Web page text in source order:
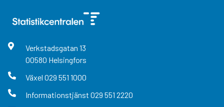
Verkstadsgatan 13
00580 Helsingfors
Växel 029 551 1000
Informationstjänst 029 551 2220